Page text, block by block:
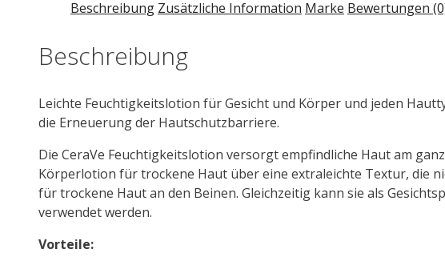
Beschreibung Zusätzliche Information Marke Bewertungen
Beschreibung
Leichte Feuchtigkeitslotion für Gesicht und Körper und jeden
die Erneuerung der Hautschutzbarriere.
Die CeraVe Feuchtigkeitslotion versorgt empfindliche Haut am
Körperlotion für trockene Haut über eine extraleichte Textur, die
für trockene Haut an den Beinen. Gleichzeitig kann sie als
verwendet werden.
Vorteile: